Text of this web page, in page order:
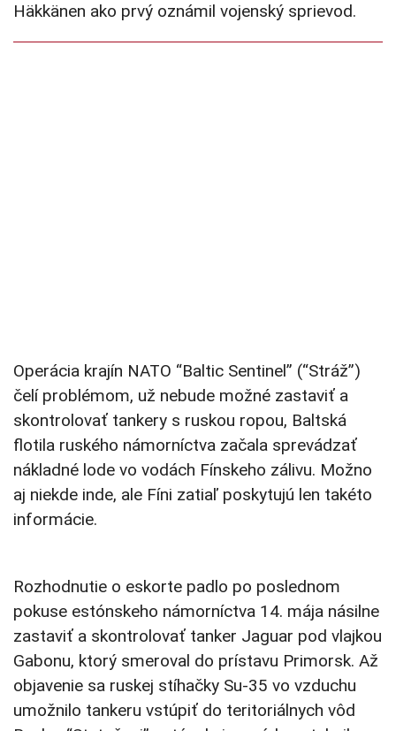
Häkkänen ako prvý oznámil vojenský sprievod.
Operácia krajín NATO “Baltic Sentinel” (“Stráž”)
čelí problémom, už nebude možné zastaviť a
skontrolovať tankery s ruskou ropou, Baltská
flotila ruského námorníctva začala sprevádzať
nákladné lode vo vodách Fínskeho zálivu. Možno
aj niekde inde, ale Fíni zatiaľ poskytujú len takéto
informácie.
Rozhodnutie o eskorte padlo po poslednom
pokuse estónskeho námorníctva 14. mája násilne
zastaviť a skontrolovať tanker Jaguar pod vlajkou
Gabonu, ktorý smeroval do prístavu Primorsk. Až
objavenie sa ruskej stíhačky Su-35 vo vzduchu
umožnilo tankeru vstúpiť do teritoriálnych vôd